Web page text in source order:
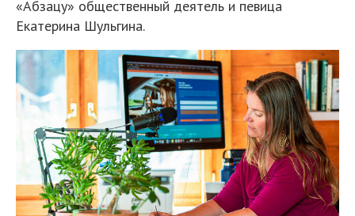
«Абзацу» общественный деятель и певица
Екатерина Шульгина.